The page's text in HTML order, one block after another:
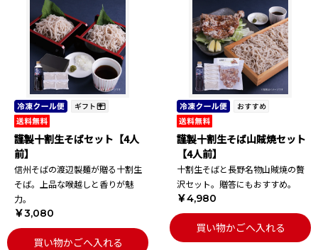
謹製十割生そばセット【4人
前】
信州そばの渡辺製麺が贈る十割生
そば。上品な喉越しと香りが魅
力。
￥3,080
買い物かごへ入れる
謹製十割生そば山賊焼セット
【4人前】
十割生そばと長野名物山賊焼の贅
沢セット。贈答にもおすすめ。
￥4,980
買い物かごへ入れる